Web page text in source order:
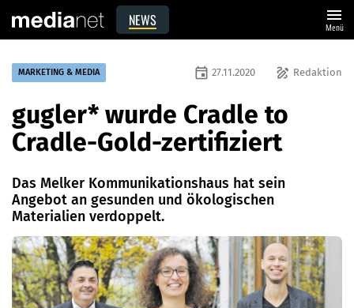
NEWS menu
Menü
MARKETING & MEDIA draw Redaktion
event 27.11.2020
gugler* wurde Cradle to
Cradle-Gold-zertifiziert
Das Melker Kommunikationshaus hat sein
Angebot an gesunden und ökologischen
Materialien verdoppelt.